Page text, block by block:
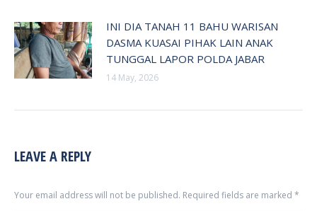
INI DIA TANAH 11 BAHU WARISAN
DASMA KUASAI PIHAK LAIN ANAK
TUNGGAL LAPOR POLDA JABAR
14 May, 2026
LEAVE A REPLY
Your email address will not be published. Required fields are marked *